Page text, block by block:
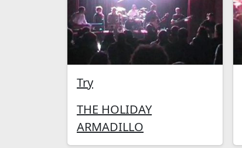
Try
THE HOLIDAY
ARMADILLO